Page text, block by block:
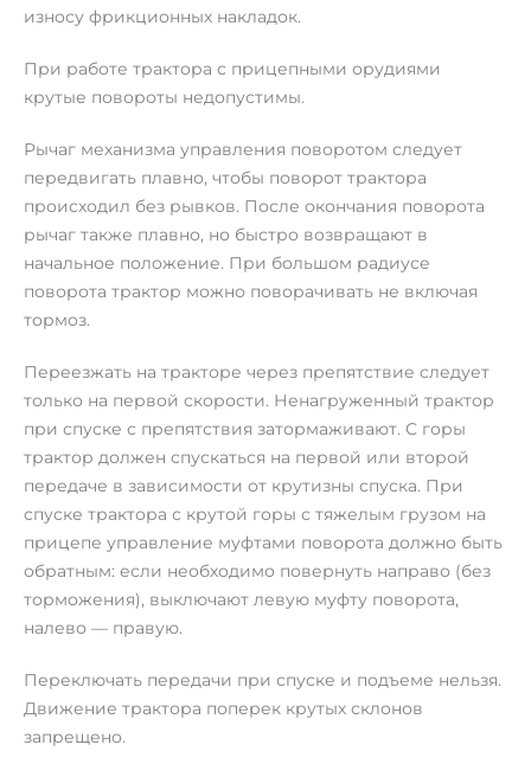
износу фрикционных накладок.
При работе трактора с прицепными орудиями
крутые повороты недопустимы.
Рычаг механизма управления поворотом следует
передвигать плавно, чтобы поворот трактора
происходил без рывков. После окончания поворота
рычаг также плавно, но быстро возвращают в
начальное положение. При большом радиусе
поворота трактор можно поворачивать не включая
тормоз.
Переезжать на тракторе через препятствие следует
только на первой скорости. Ненагруженный трактор
при спуске с препятствия затормаживают. С горы
трактор должен спускаться на первой или второй
передаче в зависимости от крутизны спуска. При
спуске трактора с крутой горы с тяжелым грузом на
прицепе управление муфтами поворота должно быть
обратным: если необходимо повернуть направо (без
торможения), выключают левую муфту поворота,
налево — правую.
Переключать передачи при спуске и подъеме нельзя.
Движение трактора поперек крутых склонов
запрещено.